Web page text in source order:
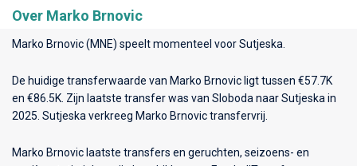
Over Marko Brnovic
Marko Brnovic (MNE) speelt momenteel voorSutjeska
De huidige transferwaarde van Marko Brnovic ligt tussen €57.7K
en €86.5K. Zijn laatste transfer was van Sloboda naar Sutjeska in
2025. Sutjeska verkreeg Marko Brnovic transfervrij.
Marko Brnovic laatste transfers en geruchten, seizoens- en